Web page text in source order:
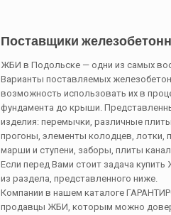
Поставщики
ЖБИ в Подольске — одни из самых
Варианты поставляемых
возможность использовать их в
фундамента до крыши.
изделия: перемычки, различные
прогоны, элементы колодцев, лотки,
марши и ступени, заборы, плиты
Если перед Вами стоит задача
из раздела, представленного ниже.
Компании в нашем каталоге
продавцы ЖБИ, которым можно